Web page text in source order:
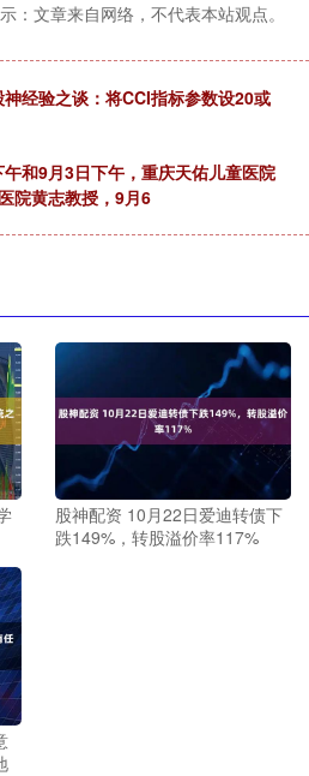
：文章来自网络，不代表本站观点。
经验之谈：将CCI指标参数设20或
和9月3日下午，重庆天佑儿童医院
院黄志教授，9月6
股神配资 10月22日爱迪转债下
跌149%，转股溢价率117%